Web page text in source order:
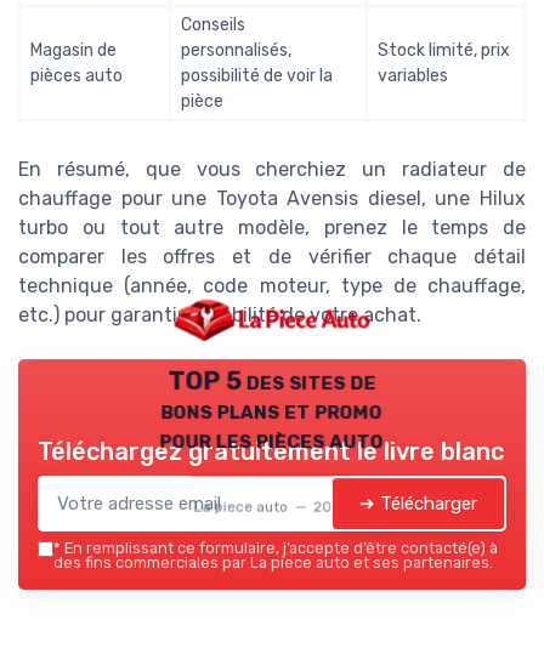
Magasin de
pièces auto
Conseils
personnalisés,
possibilité de voir la
pièce
Stock limité, prix
variables
En résumé, que vous cherchiez un radiateur de
chauffage pour une Toyota Avensis diesel, une Hilux
turbo ou tout autre modèle, prenez le temps de
comparer les offres et de vérifier chaque détail
technique (année, code moteur, type de chauffage,
etc.) pour garantir la fiabilité de votre achat.
TOP 5 des sites de
bons plans et promo
pour les pièces auto
La piece auto — 2026
Téléchargez gratuitement le livre blanc
➔ Télécharger
* En remplissant ce formulaire, j’accepte d’être contacté(e) à
des fins commerciales par La piece auto et ses partenaires.